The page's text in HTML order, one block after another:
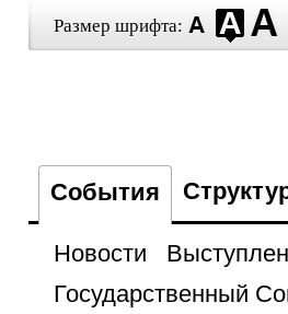
Размер шрифта:
События
Новости
Государственный